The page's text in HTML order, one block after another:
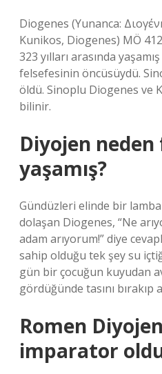
Diogenes (Yunanca:
Kunikos, Diogenes) MÖ
323 yılları arasında
felsefesinin öncüsüydü.
öldü. Sinoplu Diogenes ve
bilinir.
Diyojen neden
yaşamış?
Gündüzleri elinde bir
dolaşan Diogenes, “Ne
adam arıyorum!” diye
sahip olduğu tek şey su
gün bir çocuğun kuyudan
gördüğünde tasını bırakıp
Romen
imparator